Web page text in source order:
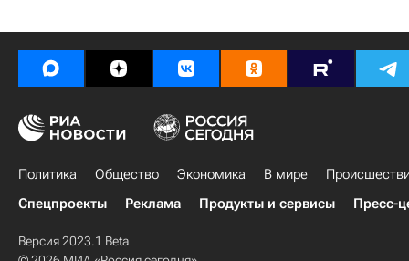
Политика Общество Экономика В мире
Спецпроекты
Реклама Продукты и сервисы Пресс-
Версия 2023.1 Beta